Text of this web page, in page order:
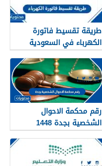
طريقة تقسيط فاتورة
الكهرباء في السعودية
1448 – 2026
رقم محكمة الاحوال
الشخصية بجدة 1448